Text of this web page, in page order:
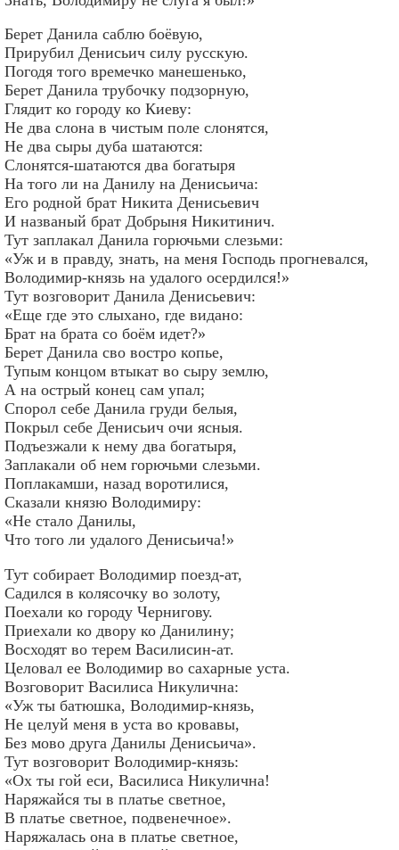
Берет Данила саблю боёвую,
Прирубил Денисьич силу русскую.
Погодя того времечко манешенько,
Берет Данила трубочку подзорную,
Глядит ко городу ко Киеву:
Не два слона в чистым поле слонятся,
Не два сыры дуба шатаются:
Слонятся-шатаются два богатыря
На того ли на Данилу на Денисьича:
Его родной брат Никита Денисьевич
И названый брат Добрыня Никитинич.
Тут заплакал Данила горючьми слезьми:
«Уж и в правду, знать, на меня Господь прогневался,
Володимир-князь на удалого осердился!»
Тут возговорит Данила Денисьевич:
«Еще где это слыхано, где видано:
Брат на брата со боём идет?»
Берет Данила сво востро копье,
Тупым концом втыкат во сыру землю,
А на острый конец сам упал;
Спорол себе Данила груди белыя,
Покрыл себе Денисьич очи ясныя.
Подъезжали к нему два богатыря,
Заплакали об нем горючьми слезьми.
Поплакамши, назад воротилися,
Сказали князю Володимиру:
«Не стало Данилы,
Что того ли удалого Денисьича!»
Тут собирает Володимир поезд-ат,
Садился в колясочку во золоту,
Поехали ко городу Чернигову.
Приехали ко двору ко Данилину;
Восходят во терем Василисин-ат.
Целовал ее Володимир во сахарные уста.
Возговорит Василиса Никулична:
«Уж ты батюшка, Володимир-князь,
Не целуй меня в уста во кровавы,
Без мово друга Данилы Денисьича».
Тут возговорит Володимир-князь:
«Ох ты гой еси, Василиса Никулична!
Наряжайся ты в платье светное,
В платье светное, подвенечное».
Наряжалась она в платье светное,